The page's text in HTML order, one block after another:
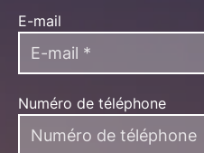
E-mail
Numéro de téléphone